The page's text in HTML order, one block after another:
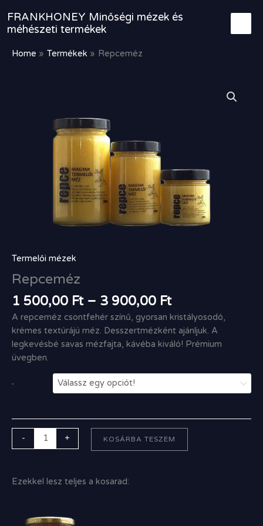
content
FRANKHONEY Minőségi mézek és
méhészeti termékek
Home Termékek Repceméz
Termelői mézek
Repceméz
1 500,00 Ft – 3 900,00 Ft
A repceméz csontfehér színű, gyorsan kristályosodó,
krémes textúrájú méz. Desszertmézként ajánljuk. A
legkevésbé savas mézfajta, kávéba kiváló! Prémium
üvegben.
.
- + KOSÁRBA TESZEM
Ezekkel lesz teljes a kosarad: